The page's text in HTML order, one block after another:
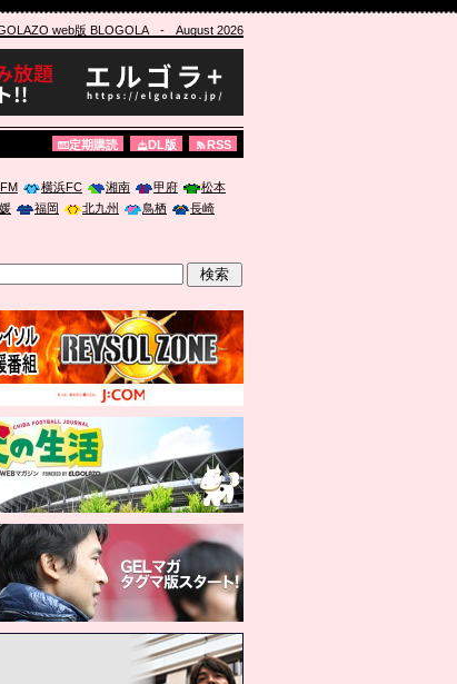
web版 BLOGOLA- August 2026
定期購読 DL版 RSS
横浜FC 湘南 甲府
松本
福岡 北九州 鳥栖
長崎